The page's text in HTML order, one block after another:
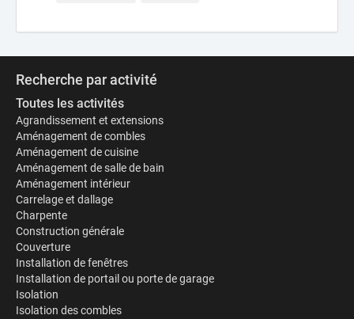
Recherche par activité
Toutes les activités
Agrandissement et extensions
Aménagement de combles
Aménagement de cuisine
Aménagement de salle de bain
Aménagement intérieur
Carrelage et dallage
Charpente
Construction générale
Couverture
Installation de fenêtres
Installation de portail ou porte de garage
Isolation
Isolation des combles